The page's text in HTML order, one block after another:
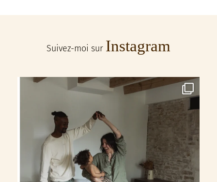
Suivez-moi sur Instagram